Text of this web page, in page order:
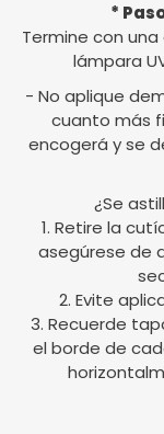
*
Termine con
lámpara
- No aplique
cuanto más
encogerá y se
¿Se
1. Retire la
asegúrese de
2. Evite
3. Recuerde
el borde de